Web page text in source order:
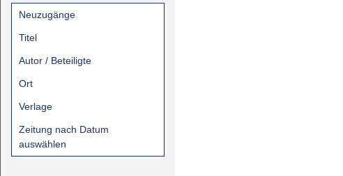
Neuzugänge
Titel
Autor / Beteiligte
Ort
Verlage
Zeitung nach Datum
auswählen